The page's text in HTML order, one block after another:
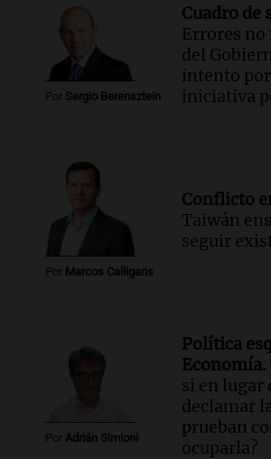
Por Sergio Berensztein
Cuadro de
Errores no
del
intento
iniciativa
Por Marcos Calligaris
Conflicto
Taiwán
seguir
Por Adrián Simioni
Política
Economía.
si en lugar
declamar
prueban
ocuparla?